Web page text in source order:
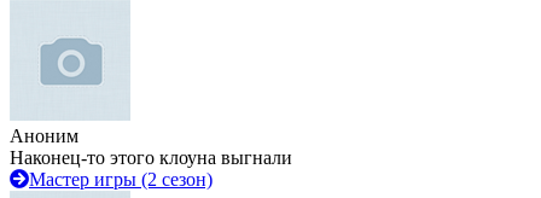
Аноним
Наконец-то этого клоуна выгнали
Мастер игры (2 сезон)